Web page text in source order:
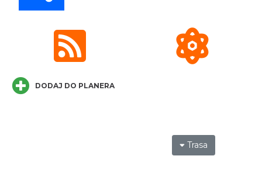
Pokazy tradycji - pokaz pszczelarski w
Muzeum Beskidzkim
Wisła
9.39 kmDODAJ DO PLANERA
Trasa